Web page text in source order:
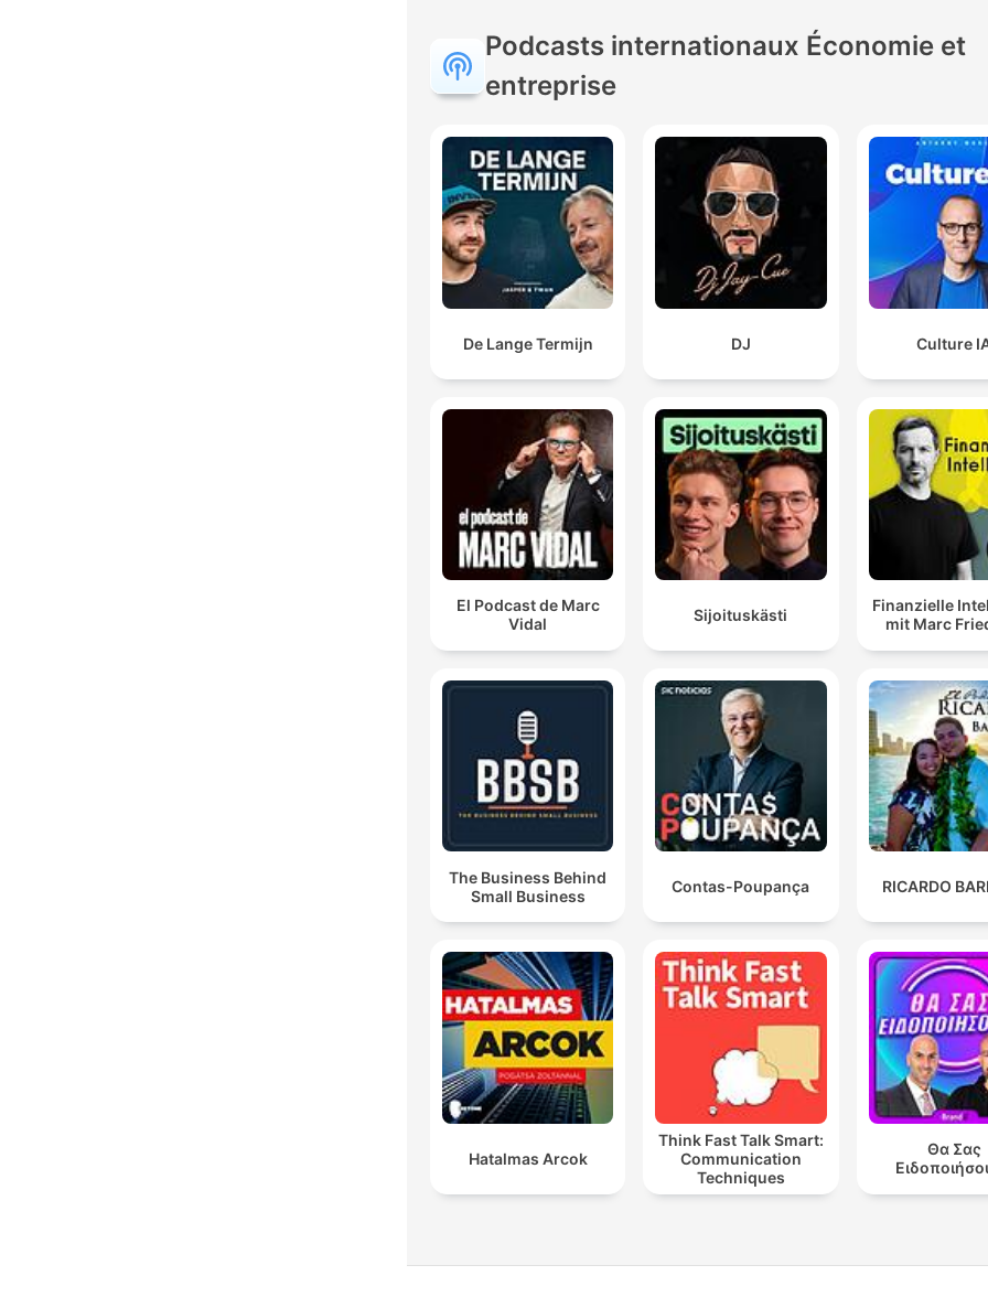
Podcasts internationaux Économie et
entreprise
De Lange Termijn DJ Culture
El Podcast de Marc
Vidal
Sijoituskästi
Finanzielle
mit Marc
The Business Behind
Small Business
Contas-Poupança RICARDO
Hatalmas Arcok
Think Fast Talk Smart:
Communication
Techniques
Θα Σας